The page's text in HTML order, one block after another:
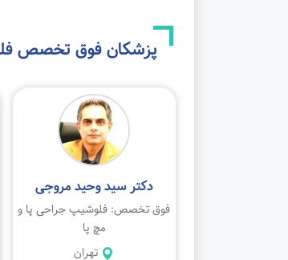
پزشکان فوق تخصص
دکتر سید وحید مروجی
فوق تخصص: فلوشیپ جراحی پا و
مچ پا
تهران